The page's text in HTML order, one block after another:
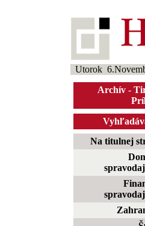
Utorok
Archív -
Na titulnej